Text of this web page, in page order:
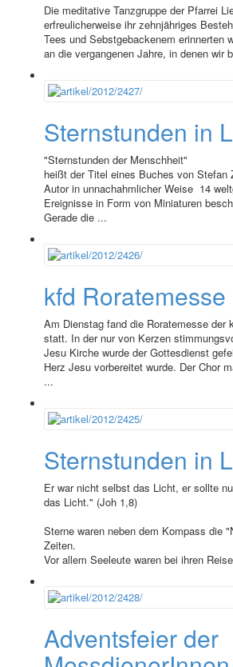
Die meditative Tanzgruppe der Pfarrei
erfreulicherweise ihr zehnjähriges
Tees und Sebstgebackenem erinnerten
an die vergangenen Jahre, in denen wir
Sternstunden in
"Sternstunden der Menschheit"
heißt der Titel eines Buches von Stefan
Autor in unnachahmlicher Weise 14
Ereignisse in Form von Miniaturen
Gerade die ...
kfd Roratemesse
Am Dienstag fand die Roratemesse der
statt. In der nur von Kerzen
Jesu Kirche wurde der Gottesdienst
Herz Jesu vorbereitet wurde. Der Chor
...
Sternstunden in
Er war nicht selbst das Licht, er sollte
das Licht." (Joh 1,8)
Sterne waren neben dem Kompass die
Zeiten.
Vor allem Seeleute waren bei ihren
Adventsfeier der